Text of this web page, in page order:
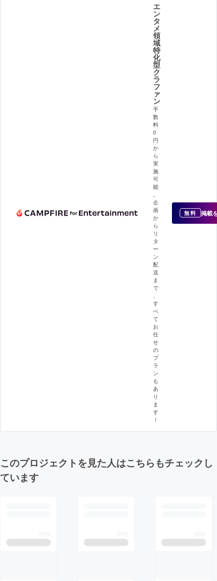
エ
ン
タ
メ
領
域
特
化
型
ク
ラ
フ
ァ
ン
手
数
料
0
円
か
ら
実
施
可
能
企
画
か
ら
リ
タ
ー
ン
配
送
ま
で
す
べ
て
お
任
せ
の
プ
ラ
ン
も
あ
り
ま
す
！
無料 掲載
このプロジェクトを見た人はこちらもチェックし
ています